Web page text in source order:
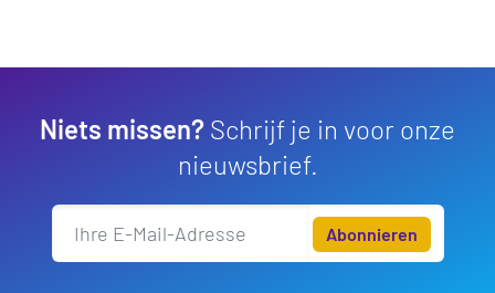
Niets missen? Schrijf je in voor onze
nieuwsbrief.
Abonnieren